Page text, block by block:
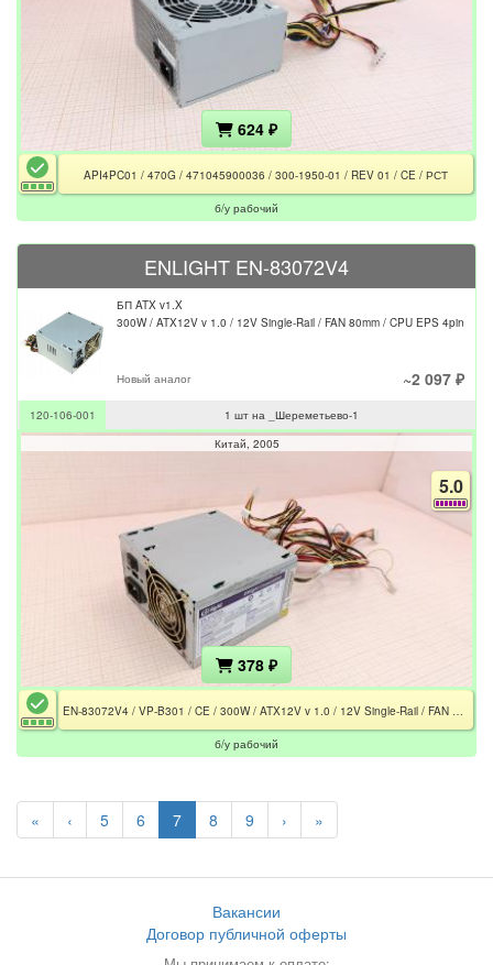
624 ₽
API4PC01 / 470G / 471045900036 / 300-1950-01 / REV 01 / CE / РСТ
б/у рабочий
ENLIGHT EN-83072V4
БП ATX v1.X
300W / ATX12V v 1.0 / 12V Single-Rail / FAN 80mm / CPU EPS 4pin
Новый аналог ~2 097 ₽
120-106-001
1 шт на _Шереметьево-1
Китай 2005
5.0
378 ₽
б/у рабочий
« ‹ 5 6 7 8 9 › »
Вакансии
Договор публичной оферты